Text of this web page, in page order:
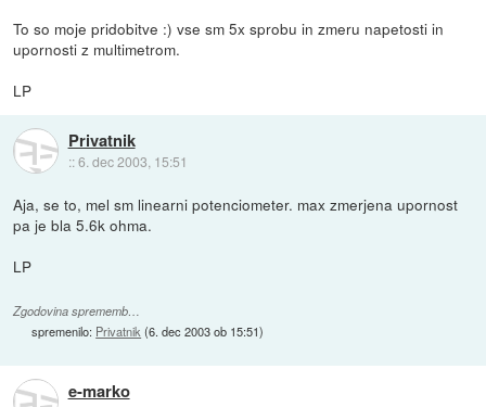
To so moje pridobitve :) vse sm 5x sprobu in zmeru napetosti in
upornosti z multimetrom.
LP
Privatnik
::6. dec 2003, 15:51
Aja, se to, mel sm linearni potenciometer. max zmerjena upornost
pa je bla 5.6k ohma.
LP
Zgodovina sprememb…
spremenilo: Privatnik(6. dec 2003 ob 15:51)
e-marko